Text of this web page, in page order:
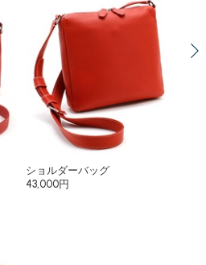
ショルダーバッグ
43,000円